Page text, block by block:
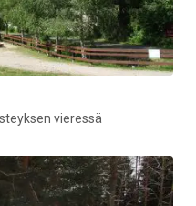
vieressä